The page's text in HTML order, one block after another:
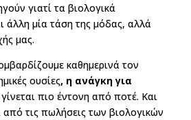
γιατί τα βιολογικά
άλλη μία τάση της μόδας, αλλά
μας.
καθημερινά τον
ουσίες, η ανάγκη για
γίνεται πιο έντονη από ποτέ. Και
από τις πωλήσεις των βιολογικών